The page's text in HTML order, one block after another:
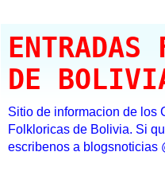
ENTRADAS
DE
Sitio de informacion de los
Folkloricas de Bolivia. Si
escribenos a blogsnoticias